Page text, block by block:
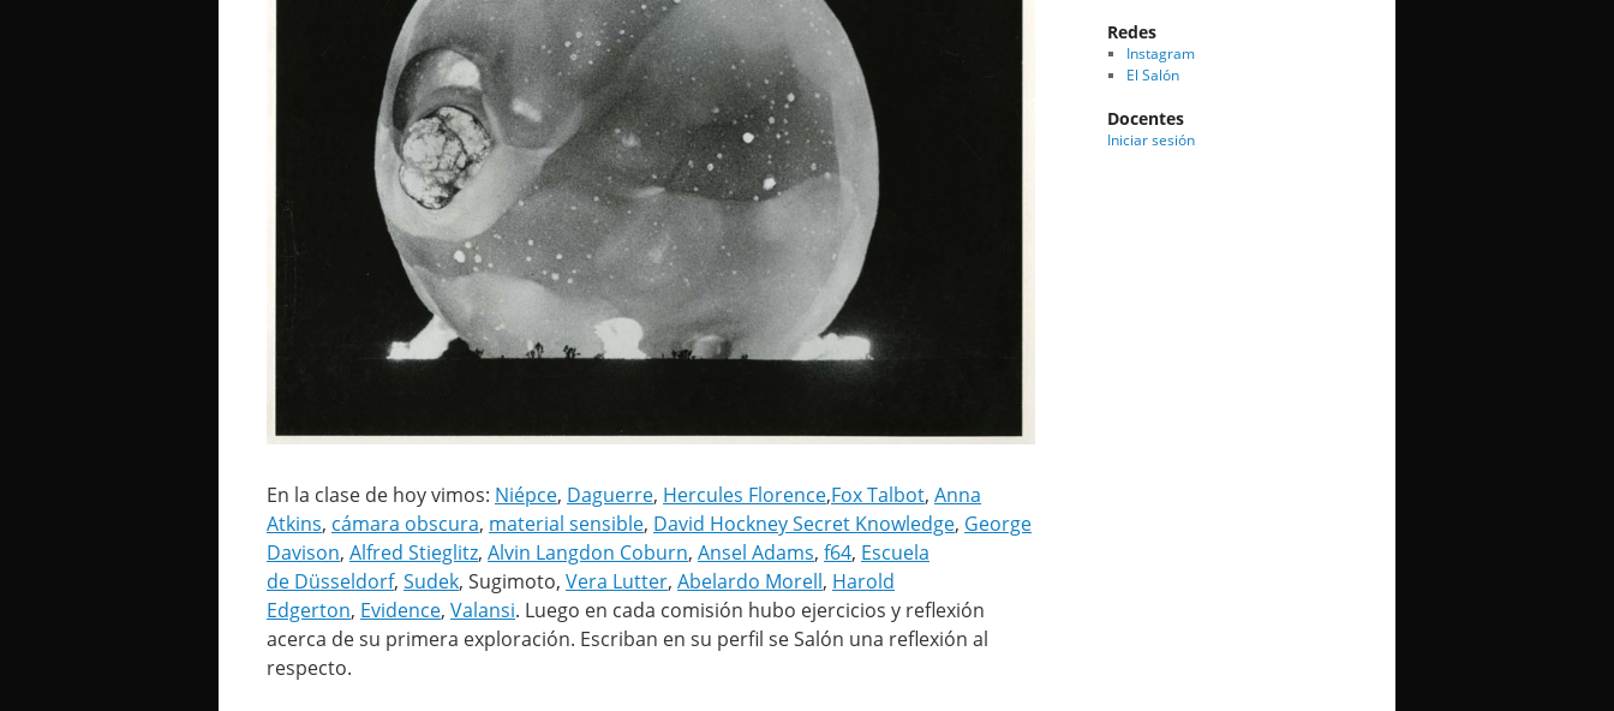
En la clase de hoy vimos: Niépce, Daguerre, Hercules Florence,Fox Talbot, Anna
Atkins, cámara obscura, material sensible, David Hockney Secret Knowledge, George
Davison, Alfred Stieglitz, Alvin Langdon Coburn, Ansel Adams, f64, Escuela
de Düsseldorf, Sudek, Sugimoto, Vera Lutter, Abelardo Morell, Harold
Edgerton, Evidence, Valansi. Luego en cada comisión hubo ejercicios y reflexión
acerca de su primera exploración. Escriban en su perfil se Salón una reflexión al
respecto.
Redes
Instagram
El Salón
Docentes
Iniciar sesión